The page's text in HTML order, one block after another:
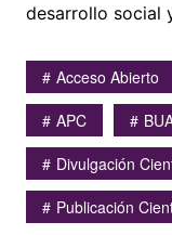
desarrollo social
Acceso Abierto
APC
Divulgación
Publicación